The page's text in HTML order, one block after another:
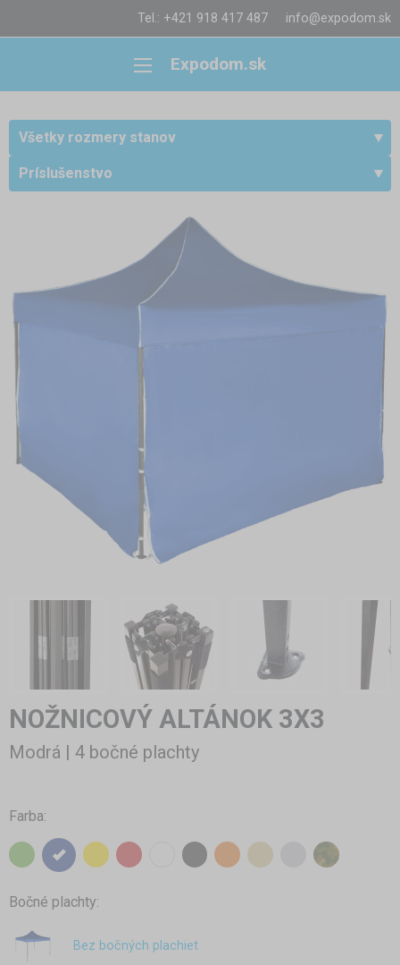
Tel.: +421 918 417 487 info@expodom.sk
Expodom.sk
Všetky rozmery stanov
Príslušenstvo
NOŽNICOVÝ ALTÁNOK 3X3
Modrá | 4 bočné plachty
Farba:
Bočné plachty:
Bez bočných plachiet